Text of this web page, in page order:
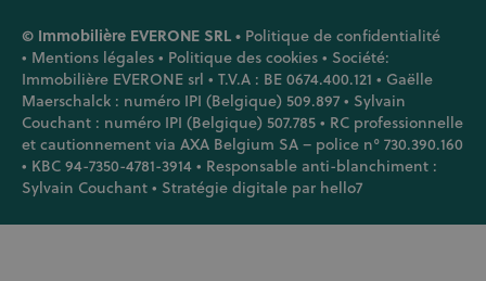
© Immobilière EVERONE SRL • Politique de confidentialité
• Mentions légales • Politique des cookies • Société:
Immobilière EVERONE srl • T.V.A : BE 0674.400.121 • Gaëlle
Maerschalck : numéro IPI (Belgique) 509.897 • Sylvain
Couchant : numéro IPI (Belgique) 507.785 • RC professionnelle
et cautionnement via AXA Belgium SA – police n° 730.390.160
• KBC 94-7350-4781-3914 • Responsable anti-blanchiment :
Sylvain Couchant • Stratégie digitale par hello7